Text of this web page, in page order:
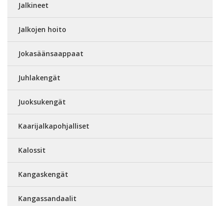
Jalkineet
Jalkojen hoito
Jokasäänsaappaat
Juhlakengät
Juoksukengät
Kaarijalkapohjalliset
Kalossit
Kangaskengät
Kangassandaalit